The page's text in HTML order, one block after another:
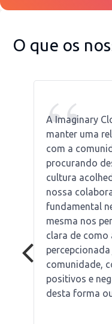
Peça
O que os
“
A Imaginary
manter uma
com a
procurando
cultura
nossa
fundamental
mesma nos
clara de como
comunidade,
positivos e
desta forma